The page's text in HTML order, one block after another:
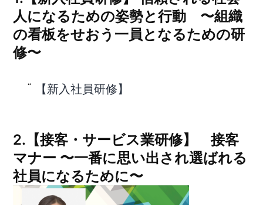
人になるための姿勢と行動 〜組織
の看板をせおう一員となるための研
修〜
【新入社員研修】
2.【接客・サービス業研修】 接客
マナー 〜一番に思い出され選ばれる
社員になるために〜